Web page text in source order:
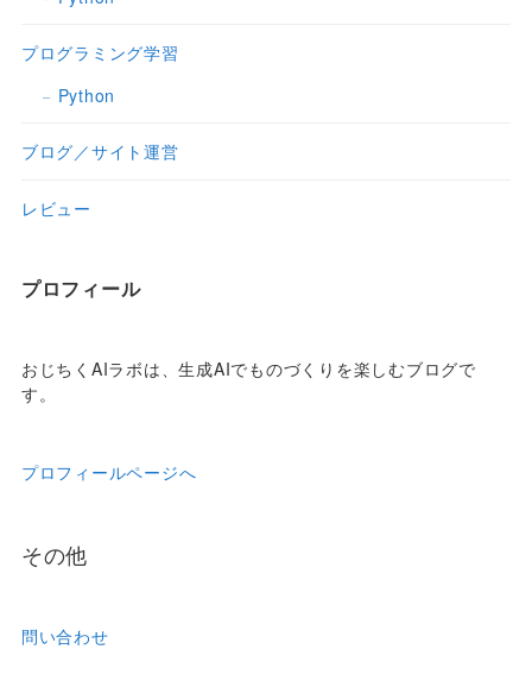
プログラミング学習
Python
ブログ／サイト運営
レビュー
プロフィール
おじちくAIラボは、生成AIでものづくりを楽しむブログで
す。
プロフィールページへ
その他
問い合わせ